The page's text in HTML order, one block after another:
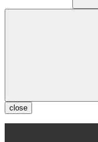
close